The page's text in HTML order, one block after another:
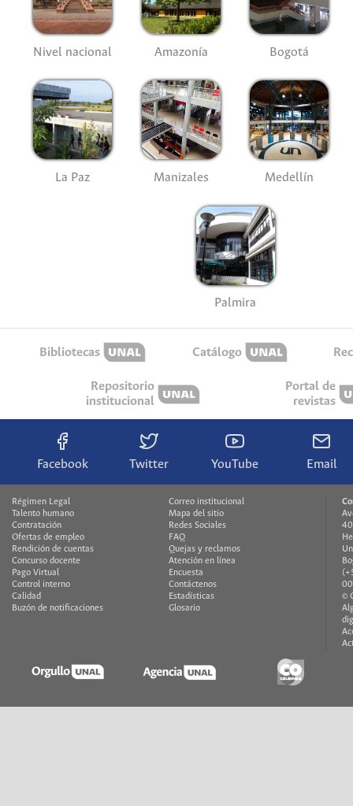
Nivel nacional Amazonía Bogotá
La Paz Manizales Medellín
Palmira
Bibliotecas Catálogo
Repositorio
institucional
Portal de
revistas
Facebook Twitter YouTube Email
Régimen Legal
Talento humano
Contratación
Ofertas de empleo
Rendición de cuentas
Concurso docente
Pago Virtual
Control interno
Calidad
Buzón de notificaciones
Correo institucional
Mapa del sitio
Redes Sociales
FAQ
Quejas y reclamos
Atención en línea
Encuesta
Contáctenos
Estadísticas
Glosario
©